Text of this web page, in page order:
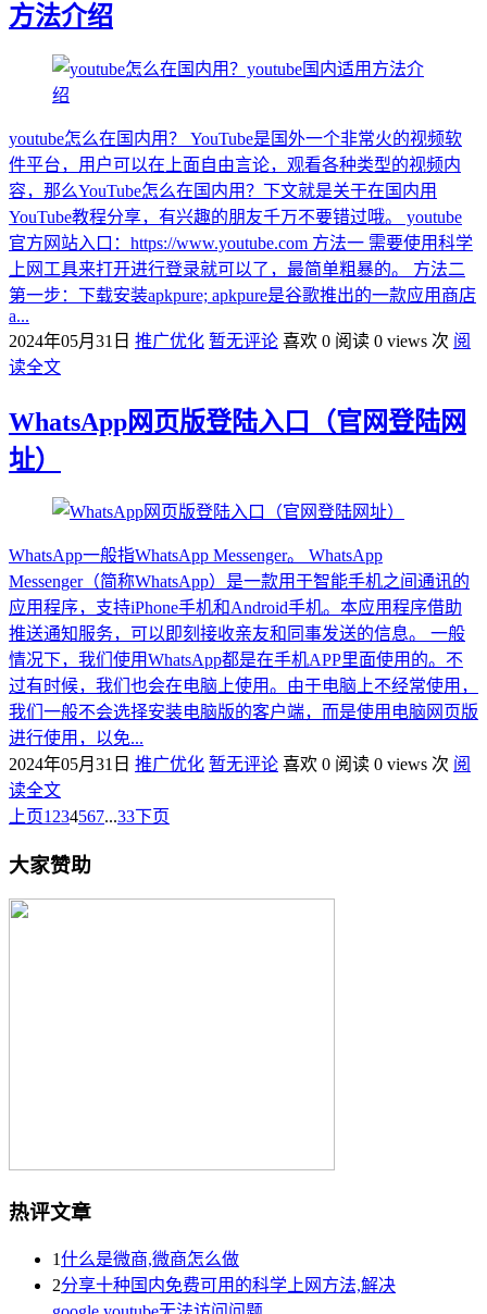
方法介绍
youtube怎么在国内用？ YouTube是国外一个非常火的视频软
件平台，用户可以在上面自由言论，观看各种类型的视频内
容，那么YouTube怎么在国内用？下文就是关于在国内用
YouTube教程分享，有兴趣的朋友千万不要错过哦。 youtube
官方网站入口：https://www.youtube.com 方法一 需要使用科学
上网工具来打开进行登录就可以了，最简单粗暴的。 方法二
第一步：下载安装apkpure; apkpure是谷歌推出的一款应用商店
a...
2024年05月31日 推广优化 暂无评论 喜欢 0 阅读 0 views 次 阅
读全文
WhatsApp网页版登陆入口（官网登陆网
址）
WhatsApp一般指WhatsApp Messenger。 WhatsApp
Messenger（简称WhatsApp）是一款用于智能手机之间通讯的
应用程序，支持iPhone手机和Android手机。本应用程序借助
推送通知服务，可以即刻接收亲友和同事发送的信息。 一般
情况下，我们使用WhatsApp都是在手机APP里面使用的。不
过有时候，我们也会在电脑上使用。由于电脑上不经常使用，
我们一般不会选择安装电脑版的客户端，而是使用电脑网页版
进行使用，以免...
2024年05月31日 推广优化 暂无评论 喜欢 0 阅读 0 views 次 阅
读全文
上页1234567...33 下页
大家赞助
热评文章
1什么是微商,微商怎么做
2分享十种国内免费可用的科学上网方法,解决